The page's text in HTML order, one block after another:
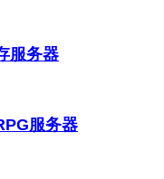
服务器
服务器